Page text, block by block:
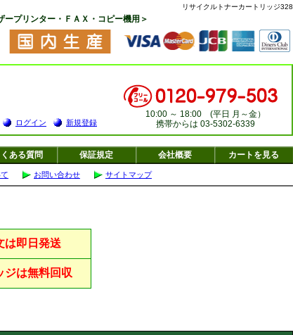
リサイクルトナーカートリッジ328
プリンター・ＦＡＸ・コピー機用＞
10:00 ～ 18:00 (平日 月～金）
携帯からは 03-5302-6339
ログイン 新規登録
ある質問 保証規定 会社概要 カートを見る
お問い合わせ サイトマップ
は即日発送
ジは無料回収